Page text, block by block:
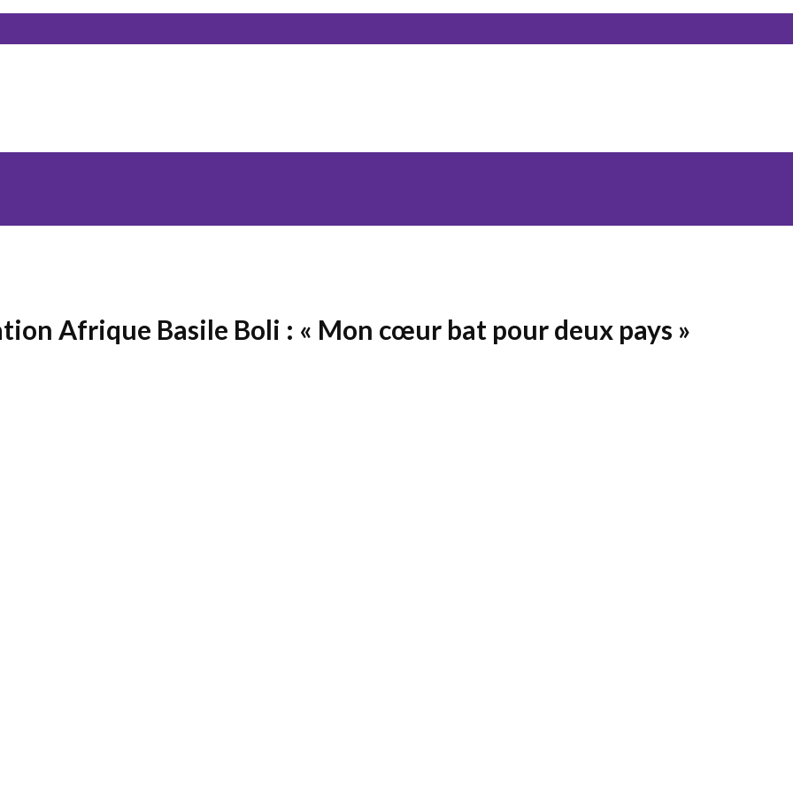
Afrique Basile Boli : « Mon cœur bat pour deux pays »